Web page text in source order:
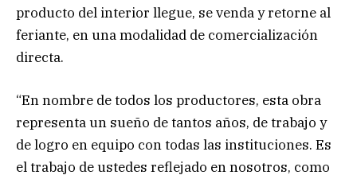
producto del interior llegue, se venda y retorne al
feriante, en una modalidad de comercialización
directa.
“En nombre de todos los productores, esta obra
representa un sueño de tantos años, de trabajo y
de logro en equipo con todas las instituciones. Es
el trabajo de ustedes reflejado en nosotros, como